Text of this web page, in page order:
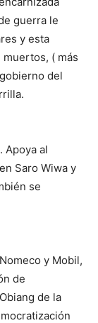
guerra le
y esta
( más
del
Apoya al
Saro Wiwa y
se
y Mobil,
de
de la